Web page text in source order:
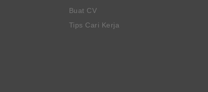
Buat CV
Tips Cari Kerja